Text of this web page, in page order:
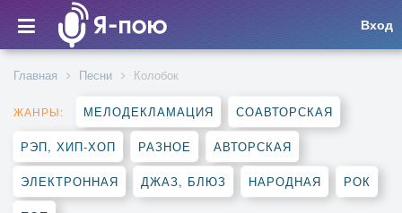
Вход
Главная Песни Колобок
ЖАНРЫ: МЕЛОДЕКЛАМАЦИЯ СОАВТОРСКАЯ
РЭП, ХИП-ХОП РАЗНОЕ АВТОРСКАЯ
ЭЛЕКТРОННАЯ ДЖАЗ, БЛЮЗ НАРОДНАЯ РОК